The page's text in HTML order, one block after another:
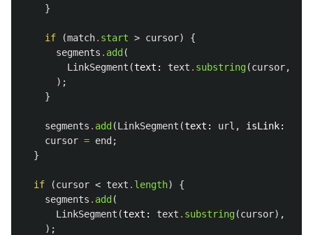
}
if (match. start > cursor)
{
segments . add (
LinkSegment (text: text . substring(cursor,
);
}
segments . add (LinkSegment (text: url , isLink:
cursor = end ;
}
if (cursor < text . length)
{
segments . add (
LinkSegment (text: text . substring(cursor),
);